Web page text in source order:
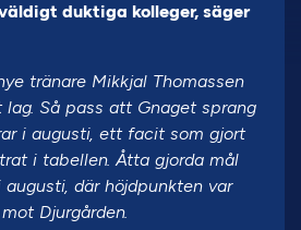
duktiga kolleger, säger
tränare Mikkjal Thomassen
Så pass att Gnaget sprang
i augusti, ett facit som gjort
i tabellen. Åtta gjorda mål
där höjdpunkten var
Djurgården.